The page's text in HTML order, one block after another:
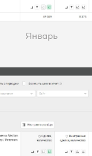
Январь